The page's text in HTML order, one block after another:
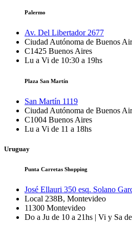
Palermo
Av. Del Libertador 2677
Ciudad Autónoma de Buenos
C1425 Buenos Aires
Lu a Vi de 10:30 a 19hs
Plaza San Martín
San Martín 1119
Ciudad Autónoma de Buenos
C1004 Buenos Aires
Lu a Vi de 11 a 18hs
Uruguay
Punta Carretas Shopping
José Ellauri 350 esq. Solano
Local 238B, Montevideo
11300 Montevideo
Do a Ju de 10 a 21hs | Vi y Sa